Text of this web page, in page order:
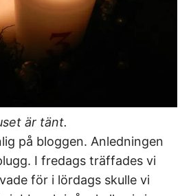
är tänt.
på bloggen. Anledningen
I fredags träffades vi
för i lördags skulle vi